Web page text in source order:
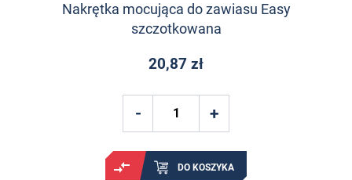
Nakrętka mocująca do zawiasu Easy
szczotkowana
20,87 zł
DO KOSZYKA